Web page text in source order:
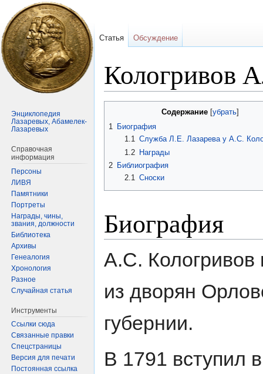
Кологривов
навигации
Содержание
1 Биография
1.1 Служба Л.Е. Лазарева у А.С.
1.2
Награды
2 Библиография
2.1 Сноски
Биография
А.С. Кологривов
из дворян
губернии.
В 1791 вступил
Статья Обсуждение
Энциклопедия
Лазаревых, Абамелек-
Лазаревых
Справочная
информация
Персоны
ЛИВЯ
Памятники
Портреты
Награды, чины,
звания, должности
Библиотека
Архивы
Генеалогия
Хронология
Разное
Случайная статья
Инструменты
Ссылки сюда
Связанные правки
Спецстраницы
Версия для печати
Постоянная ссылка